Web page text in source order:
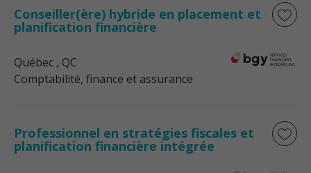
Conseiller(ère) hybride en placement et
planification financière
Québec , QC
Comptabilité, finance et assurance
Professionnel en stratégies fiscales et
planification financière intégrée